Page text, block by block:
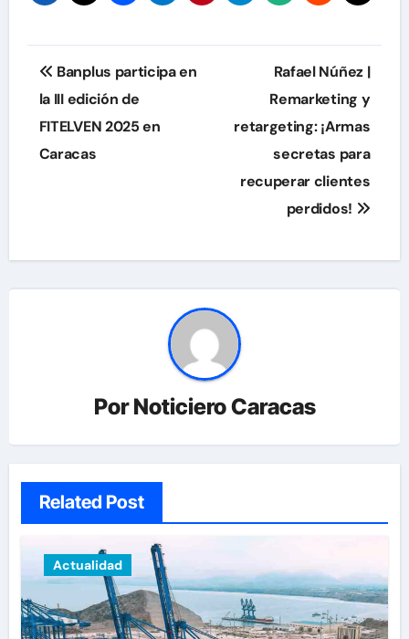
Navegación
de
entradas
Banplus participa en
la III edición de
FITELVEN 2025 en
Caracas
Rafael Núñez |
Remarketing y
retargeting: ¡Armas
secretas para
recuperar clientes
perdidos!
PorNoticiero Caracas
Related Post
Actualidad